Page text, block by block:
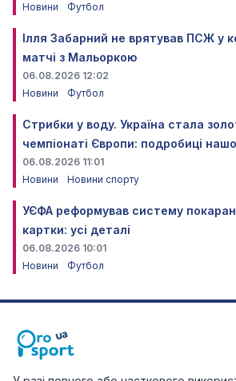
Новини
Футбол
Ілля Забарний не врятував ПСЖ у
матчі з Мальоркою
06.08.2026 12:02
Новини
Футбол
Стрибки у воду. Україна стала
чемпіонаті Європи: подробиці
06.08.2026 11:01
Новини
Новини спорту
УЄФА реформував систему
картки: усі деталі
06.08.2026 10:01
Новини
Футбол